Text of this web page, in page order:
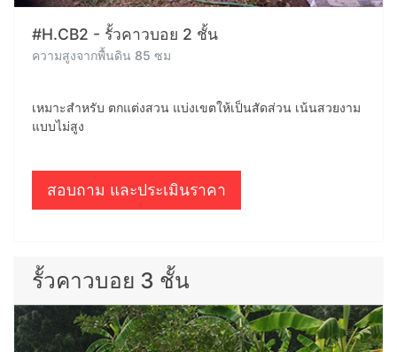
#H.CB2 - รั้วคาวบอย 2 ชั้น
ความสูงจากพื้นดิน 85 ซม
เหมาะสำหรับ ตกแต่งสวน แบ่งเขตให้เป็นสัดส่วน เน้นสวยงาม
แบบไม่สูง
สอบถาม และประเมินราคา
รั้วคาวบอย 3 ชั้น